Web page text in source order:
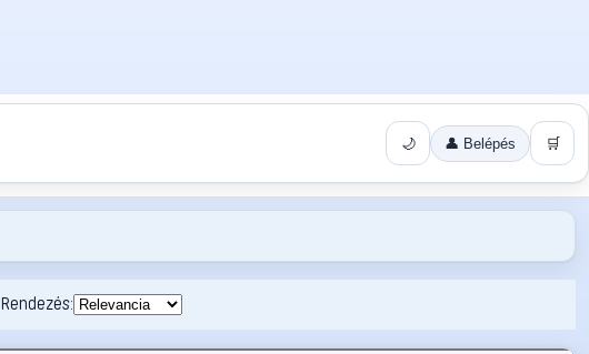
🌙 👤 Belépés 🛒
Rendezés: